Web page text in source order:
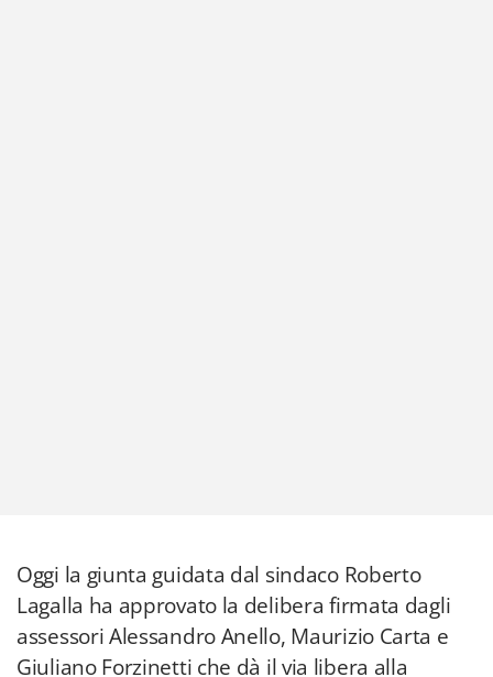
Oggi la giunta guidata dal sindaco Roberto
Lagalla ha approvato la delibera firmata dagli
assessori Alessandro Anello, Maurizio Carta e
Giuliano Forzinetti che dà il via libera alla